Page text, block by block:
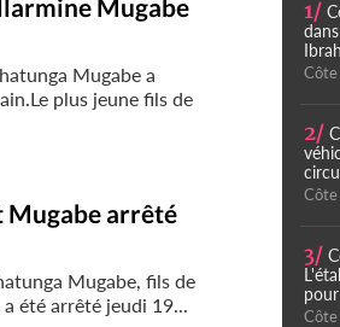
Mugabe
Mugabe a
plus jeune fils de
Mugabe arrêté
Mugabe, fils de
été arrêté jeudi 19...
1/
2/
3/